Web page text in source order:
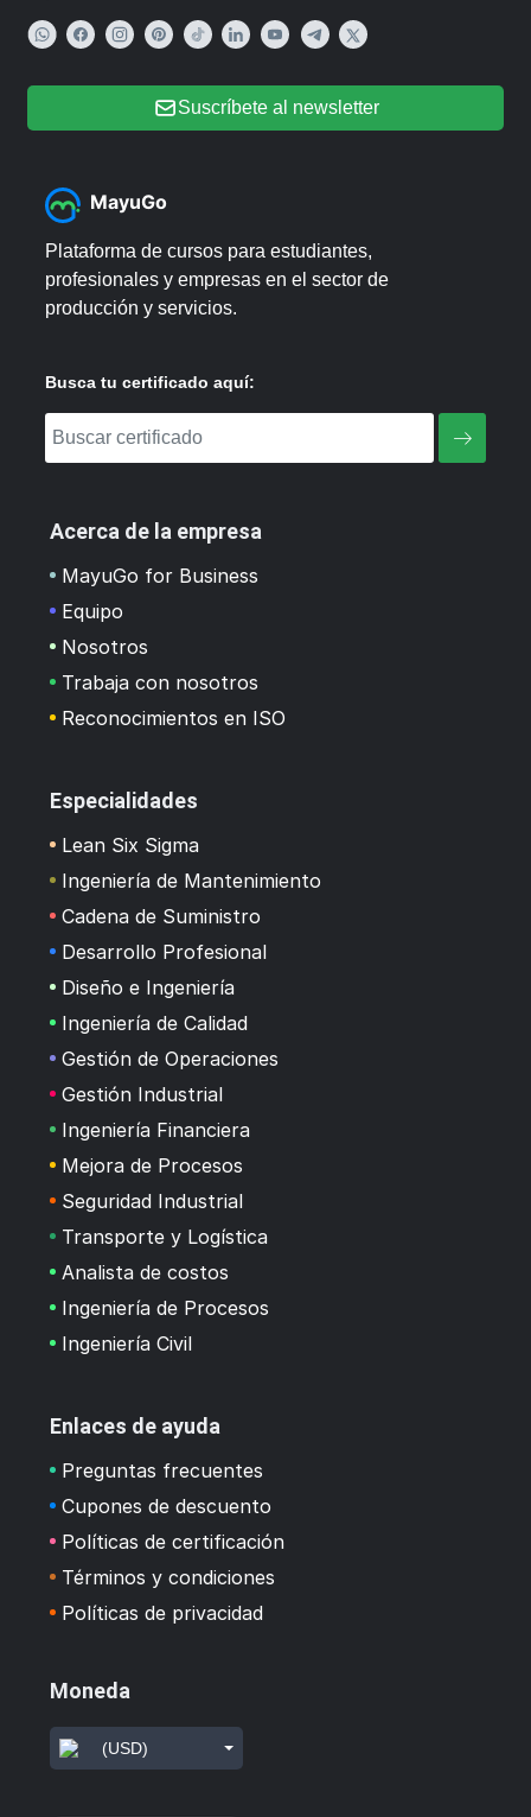
Suscríbete al newsletter
MayuGo
Plataforma de cursos para estudiantes,
profesionales y empresas en el sector de
producción y servicios.
Busca tu certificado aquí:
Acerca de la empresa
MayuGo for Business
Equipo
Nosotros
Trabaja con nosotros
Reconocimientos en ISO
Especialidades
Lean Six Sigma
Ingeniería de Mantenimiento
Cadena de Suministro
Desarrollo Profesional
Diseño e Ingeniería
Ingeniería de Calidad
Gestión de Operaciones
Gestión Industrial
Ingeniería Financiera
Mejora de Procesos
Seguridad Industrial
Transporte y Logística
Analista de costos
Ingeniería de Procesos
Ingeniería Civil
Enlaces de ayuda
Preguntas frecuentes
Cupones de descuento
Políticas de certificación
Términos y condiciones
Políticas de privacidad
Moneda
(USD)